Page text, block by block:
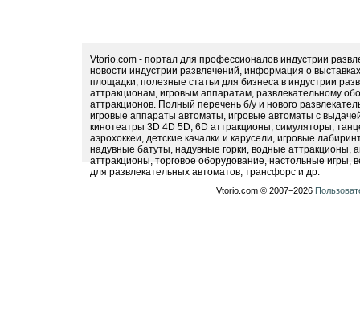
Vtorio.com - портал для профессионалов индустрии
новости индустрии развлечений, информация о
площадки, полезные статьи для бизнеса в индустрии
аттракционам, игровым аппаратам, развлекательному
аттракционов. Полный перечень б/у и нового
игровые аппараты автоматы, игровые автоматы с
кинотеатры 3D 4D 5D, 6D аттракционы, симуляторы,
аэрохоккеи, детские качалки и карусели, игровые
надувные батуты, надувные горки, водные
аттракционы, торговое оборудование, настольные игры,
для развлекательных автоматов, трансфорс и др.
Vtorio.com © 2007−2026